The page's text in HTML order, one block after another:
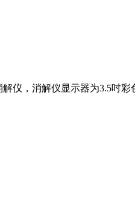
仪，消解仪显示器为3.5吋彩